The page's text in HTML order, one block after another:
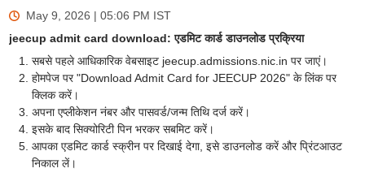
May 9, 2026 | 05:06 PM IST
jeecup admit card download: एडमिट कार्ड डाउनलोड प्रक्रिया
सबसे पहले आधिकारिक वेबसाइट jeecup.admissions.nic.in पर जाएं।
होमपेज पर "Download Admit Card for JEECUP 2026" के लिंक पर
क्लिक करें।
अपना एप्लीकेशन नंबर और पासवर्ड/जन्म तिथि दर्ज करें।
इसके बाद सिक्योरिटी पिन भरकर सबमिट करें।
आपका एडमिट कार्ड स्क्रीन पर दिखाई देगा, इसे डाउनलोड करें और प्रिंटआउट
निकाल लें।